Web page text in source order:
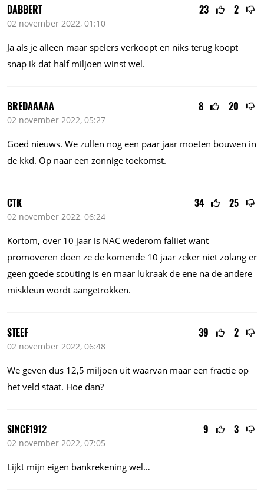
23 2
DABBERT
02 november 2022, 01:10
Ja als je alleen maar spelers verkoopt en niks terug koopt
snap ik dat half miljoen winst wel.
8 20
BREDAAAAA
02 november 2022, 05:27
Goed nieuws. We zullen nog een paar jaar moeten bouwen in
de kkd. Op naar een zonnige toekomst.
34 25
CTK
02 november 2022, 06:24
Kortom, over 10 jaar is NAC wederom faliiet want
promoveren doen ze de komende 10 jaar zeker niet zolang er
geen goede scouting is en maar lukraak de ene na de andere
miskleun wordt aangetrokken.
39 2
STEEF
02 november 2022, 06:48
We geven dus 12,5 miljoen uit waarvan maar een fractie op
het veld staat. Hoe dan?
9 3
SINCE1912
02 november 2022, 07:05
Lijkt mijn eigen bankrekening wel…